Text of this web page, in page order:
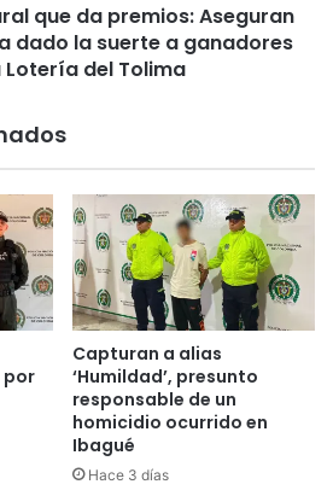
que da premios: Aseguran
dado la suerte a ganadores
Lotería del Tolima
por
Capturan a alias
‘Humildad’, presunto
responsable de un
homicidio ocurrido en
Ibagué
Hace 3 días